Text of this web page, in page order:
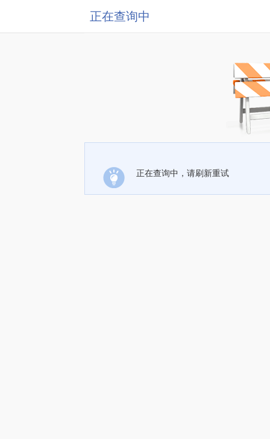
正在查询中
正在查询中，请刷新重试